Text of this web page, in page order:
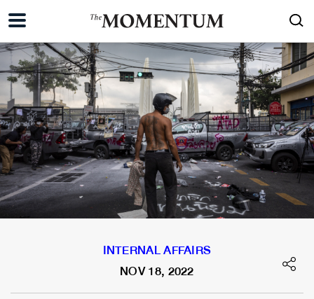
INTERNAL AFFAIRS
NOV 18, 2022